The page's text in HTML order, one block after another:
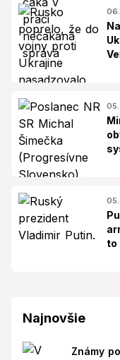
to
Najnovšie
Známy